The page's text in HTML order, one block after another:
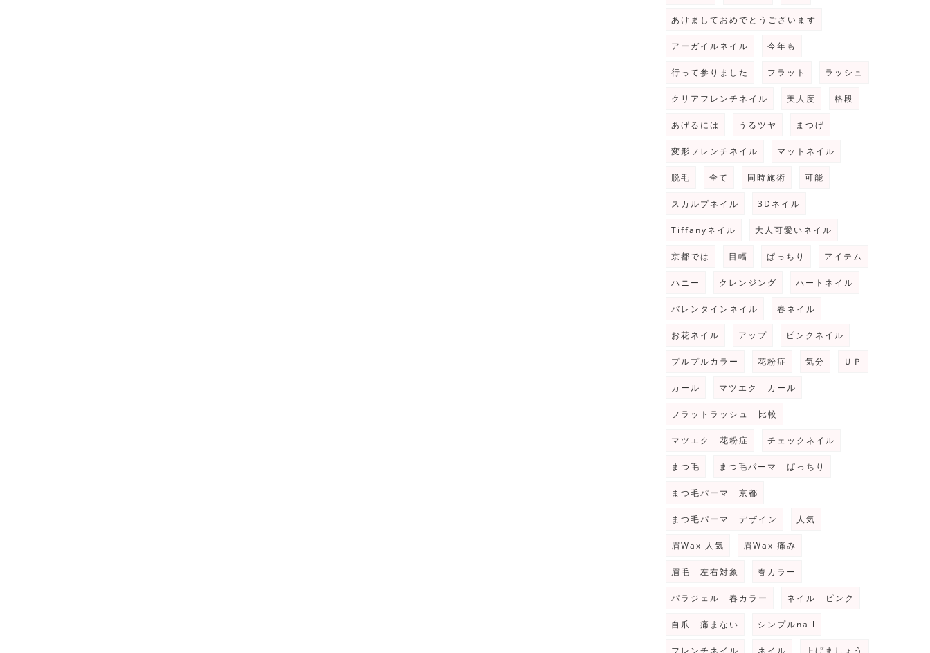
あけましておめでとうございます
アーガイルネイル 今年も
行って参りました フラット ラッシュ
クリアフレンチネイル 美人度 格段
あげるには うるツヤ まつげ
変形フレンチネイル マットネイル
脱毛 全て 同時施術 可能
スカルプネイル 3Dネイル
Tiffanyネイル 大人可愛いネイル
京都では 目幅 ぱっちり アイテム
ハニー クレンジング ハートネイル
バレンタインネイル 春ネイル
お花ネイル アップ ピンクネイル
プルプルカラー 花粉症 気分 ＵＰ
カール マツエク カール
フラットラッシュ 比較
マツエク 花粉症 チェックネイル
まつ毛 まつ毛パーマ ぱっちり
まつ毛パーマ 京都
まつ毛パーマ デザイン 人気
眉Wax 人気 眉Wax 痛み
眉毛 左右対象 春カラー
パラジェル 春カラー ネイル ピンク
自爪 痛まない シンプルnail
フレンチネイル ネイル 上げましょう